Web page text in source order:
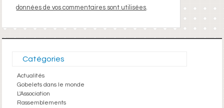
données de vos commentaires sont utilisées.
Catégories
Actualités
Gobelets dans le monde
L'Association
Rassemblements